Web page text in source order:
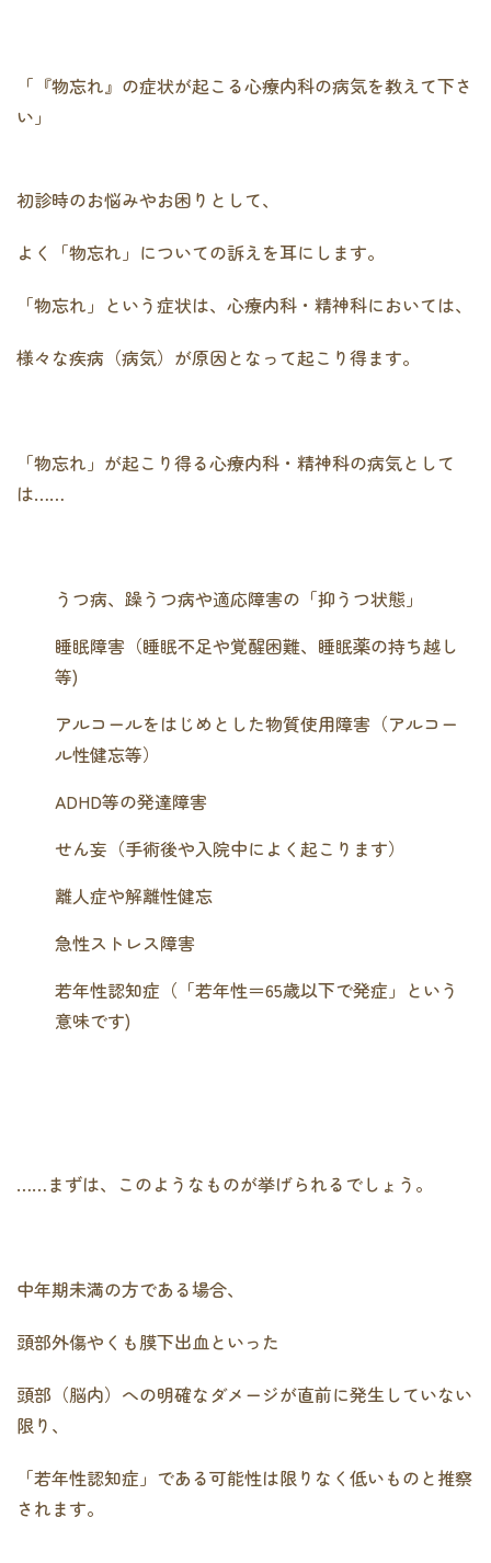
「『物忘れ』の症状が起こる心療内科の病気を教えて下さ
い」
初診時のお悩みやお困りとして、
よく「物忘れ」についての訴えを耳にします。
「物忘れ」という症状は、心療内科・精神科においては、
様々な疾病（病気）が原因となって起こり得ます。
「物忘れ」が起こり得る心療内科・精神科の病気として
は……
うつ病、躁うつ病や適応障害の「抑うつ状態」
睡眠障害（睡眠不足や覚醒困難、睡眠薬の持ち越し
等)
アルコールをはじめとした物質使用障害（アルコー
ル性健忘等）
ADHD等の発達障害
せん妄（手術後や入院中によく起こります）
離人症や解離性健忘
急性ストレス障害
若年性認知症（「若年性＝65歳以下で発症」という
意味です)
……まずは、このようなものが挙げられるでしょう。
中年期未満の方である場合、
頭部外傷やくも膜下出血といった
頭部（脳内）への明確なダメージが直前に発生していない
限り、
「若年性認知症」である可能性は限りなく低いものと推察
されます。